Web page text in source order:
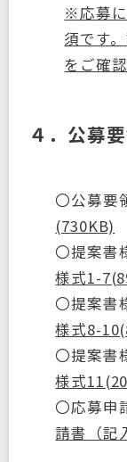
※応募
須です
をご確
４．公募
〇公
(730KB)
〇提
様式1-
〇提案
様式8-
〇提
様式
〇応募
請書（記